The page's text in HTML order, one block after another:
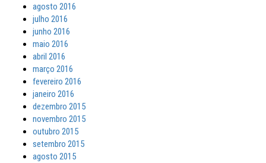
agosto 2016
julho 2016
junho 2016
maio 2016
abril 2016
março 2016
fevereiro 2016
janeiro 2016
dezembro 2015
novembro 2015
outubro 2015
setembro 2015
agosto 2015